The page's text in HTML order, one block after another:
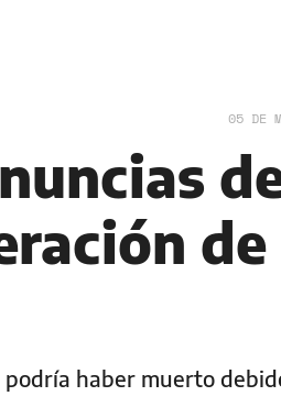
05 DE
de
haber muerto